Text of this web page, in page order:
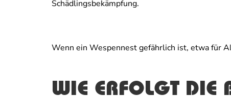
Schädlingsbekämpfung.
Wenn ein Wespennest gefährlich ist, etwa für
WIE ERFOLGT DIE